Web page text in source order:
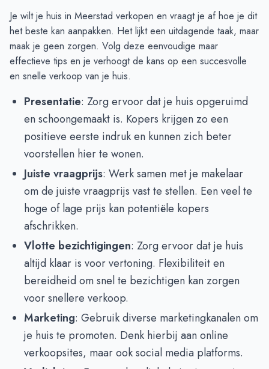
Je wilt je huis in Meerstad verkopen en vraagt je af hoe je dit
het beste kan aanpakken. Het lijkt een uitdagende taak, maar
maak je geen zorgen. Volg deze eenvoudige maar
effectieve tips en je verhoogt de kans op een succesvolle
en snelle verkoop van je huis.
Presentatie: Zorg ervoor dat je huis opgeruimd
en schoongemaakt is. Kopers krijgen zo een
positieve eerste indruk en kunnen zich beter
voorstellen hier te wonen.
Juiste vraagprijs: Werk samen met je makelaar
om de juiste vraagprijs vast te stellen. Een veel te
hoge of lage prijs kan potentiële kopers
afschrikken.
Vlotte bezichtigingen: Zorg ervoor dat je huis
altijd klaar is voor vertoning. Flexibiliteit en
bereidheid om snel te bezichtigen kan zorgen
voor snellere verkoop.
Marketing: Gebruik diverse marketingkanalen om
je huis te promoten. Denk hierbij aan online
verkoopsites, maar ook social media platforms.